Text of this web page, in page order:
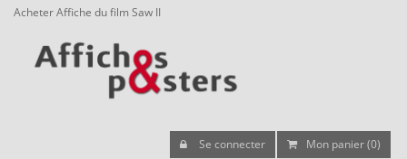
Acheter Affiche du film Saw II
Se connecter Mon panier (0)